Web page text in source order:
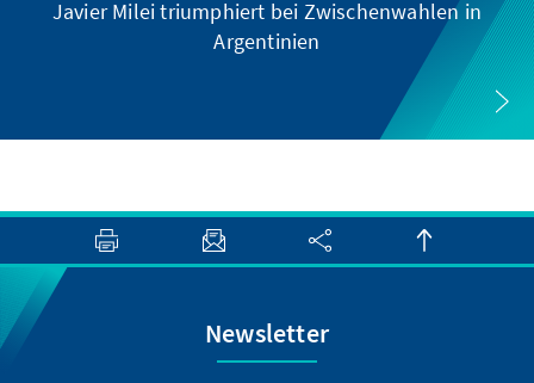
Javier Milei triumphiert bei Zwischenwahlen in
Argentinien
Newsletter